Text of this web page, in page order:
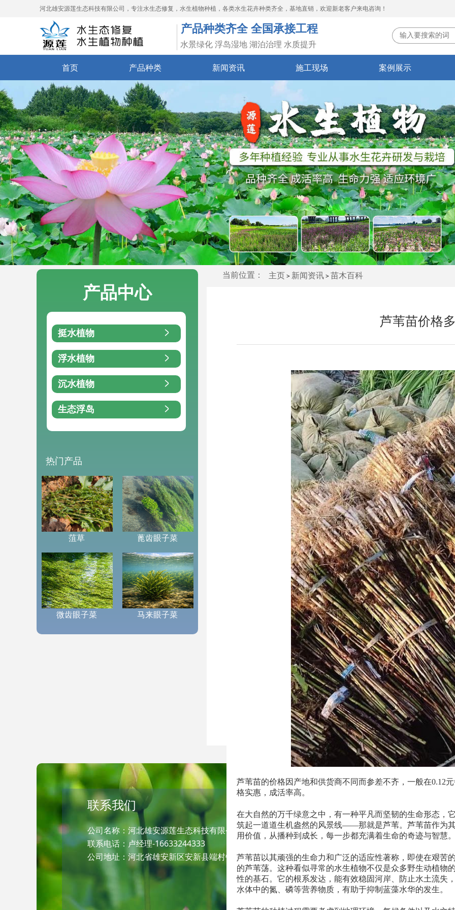
首页 产品种类 新闻资讯 施工现场 案例展示
产品种类齐全 全国承接工程
水景绿化 浮岛湿地 湖泊治理 水质提升
河北雄安源莲生态科技有限公司，专注水生态修复，水生植物种植，各类水生花卉种类齐全，基地直销，欢迎新老客户来电咨询！
芦苇苗价格
芦苇苗的价格因产地和供货商不同而参差不齐，一般在0.12
格实惠，成活率高。
在大自然的万千绿意之中，有一种平凡而坚韧的生命形态，
筑起一道道生机盎然的风景线——那就是芦苇。芦苇苗作为
用价值，从播种到成长，每一步都充满着生命的奇迹与智慧
芦苇苗以其顽强的生命力和广泛的适应性著称，即使在艰苦
的芦苇荡。这种看似寻常的水生植物不仅是众多野生动植物
性的基石。它的根系发达，能有效稳固河岸、防止水土流失
水体中的氮、磷等营养物质，有助于抑制蓝藻水华的发生。
当前位置： 主页> 新闻资讯>苗木百科
产品中心
挺水植物
浮水植物
沉水植物
生态浮岛
热门产品
菹草 蓖齿眼子菜
微齿眼子菜 马来眼子菜
联系我们
公司名称：河北雄安源莲生态科技有限公司
联系电话：卢经理-16633244333
公司地址：河北省雄安新区安新县端村镇寨南村南北大街29号